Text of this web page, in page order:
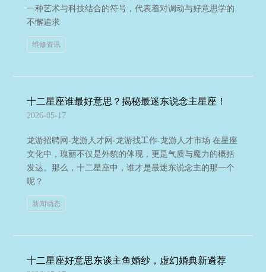
一种艺术与科技结合的符号，代表着对调动与好意思学的
不懈追求
维修资讯
十二星座谁最好意思？揭秘最迷东说念主星座！
2026-05-17
龙游招聘网-龙游人才网-龙游找工作-龙游人才市场 在星座
文化中，瑰丽不仅是外貌的体现，更是气质与魔力的概括
发达。那么，十二星座中，谁才是最迷东说念主的那一个
呢？
新闻动态
十二星座好意思东谈主鱼婚纱，虚幻婚典新遴荐